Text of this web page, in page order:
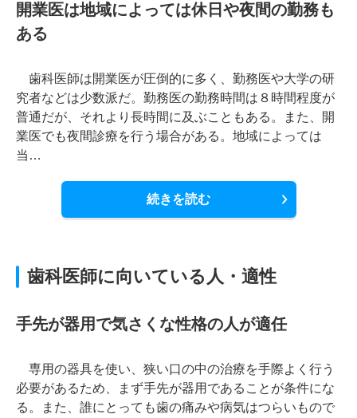
開業医は地域によっては休日や夜間の勤務も
ある
歯科医師は開業医が圧倒的に多く、勤務医や大学の研
究者などは少数派だ。勤務医の勤務時間は８時間程度が
普通だが、それより長時間に及ぶこともある。また、開
業医でも夜間診療を行う場合がある。地域によっては
当…
続きを読む
歯科医師に向いている人・適性
手先が器用で気さくな性格の人が適任
専用の器具を使い、狭い口の中の治療を手際よく行う
必要があるため、まず手先が器用であることが条件にな
る。また、誰にとっても歯の痛みや病気はつらいもので